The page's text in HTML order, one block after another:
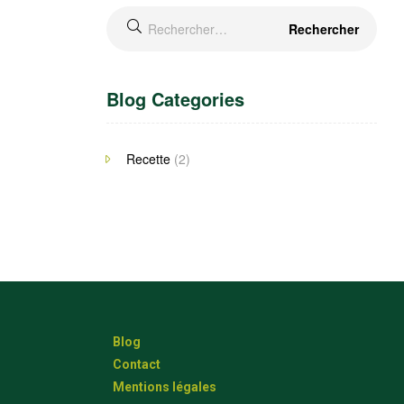
Blog Categories
Recette(2)
Blog
Contact
Mentions légales